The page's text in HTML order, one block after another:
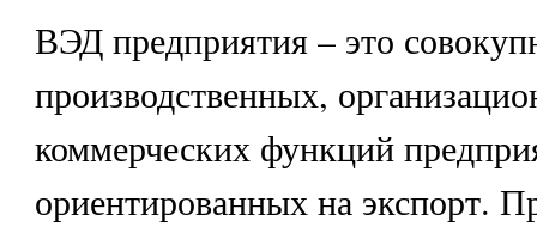
ВЭД предприятия – это
производственных,
коммерческих функций
ориентированных на экспорт.